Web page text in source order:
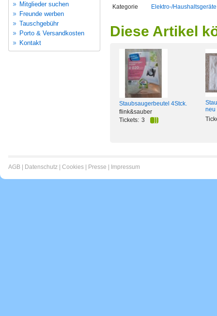
Mitglieder suchen
Freunde werben
Tauschgebühr
Porto & Versandkosten
Kontakt
Kategorie Elektro-/Haushaltsgeräte
Diese Artikel
Staubsaugerbeutel 4Stck.
flink&sauber
Tickets: 3
neu
AGB Datenschutz Cookies Presse Impressum